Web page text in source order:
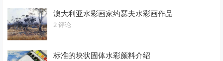
澳大利亚水彩画家约瑟夫水彩画作品
2 评论
标准的块状固体水彩颜料介绍